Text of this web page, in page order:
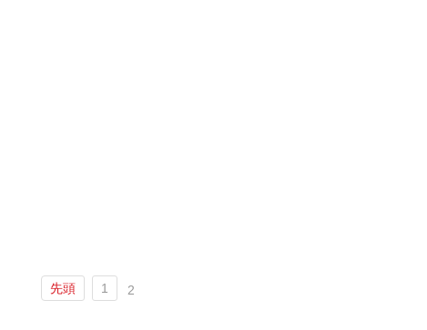
先頭 1 2